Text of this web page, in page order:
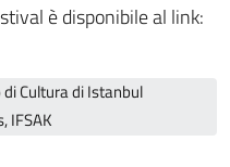
è disponibile al link:
Cultura di Istanbul
IFSAK